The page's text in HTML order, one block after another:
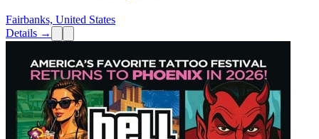
Fairbanks, United States
Details →